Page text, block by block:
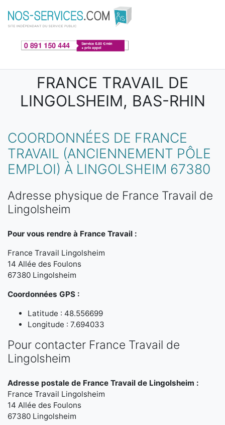
Aller au contenu principal
FRANCE TRAVAIL DE
LINGOLSHEIM, BAS-RHIN
COORDONNÉES DE FRANCE
TRAVAIL (ANCIENNEMENT PÔLE
EMPLOI) À LINGOLSHEIM 67380
Adresse physique de France Travail de
Lingolsheim
Pour vous rendre à France Travail :
France Travail Lingolsheim
14 Allée des Foulons
67380 Lingolsheim
Coordonnées GPS :
Latitude : 48.556699
Longitude : 7.694033
Pour contacter France Travail de
Lingolsheim
Adresse postale de France Travail de Lingolsheim :
France Travail Lingolsheim
14 Allée des Foulons
67380 Lingolsheim